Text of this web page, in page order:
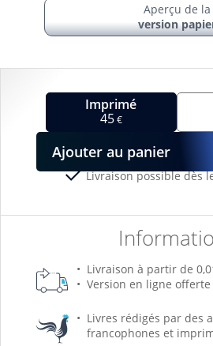
Imprimé
45€
Livraison possible dès
Livraison à partir de
Version en ligne
Livres rédigés par des
francophones et
Ajouter au panier
Aperçu de la
version